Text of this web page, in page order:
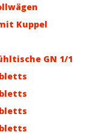
Kuppel
GN 1/1